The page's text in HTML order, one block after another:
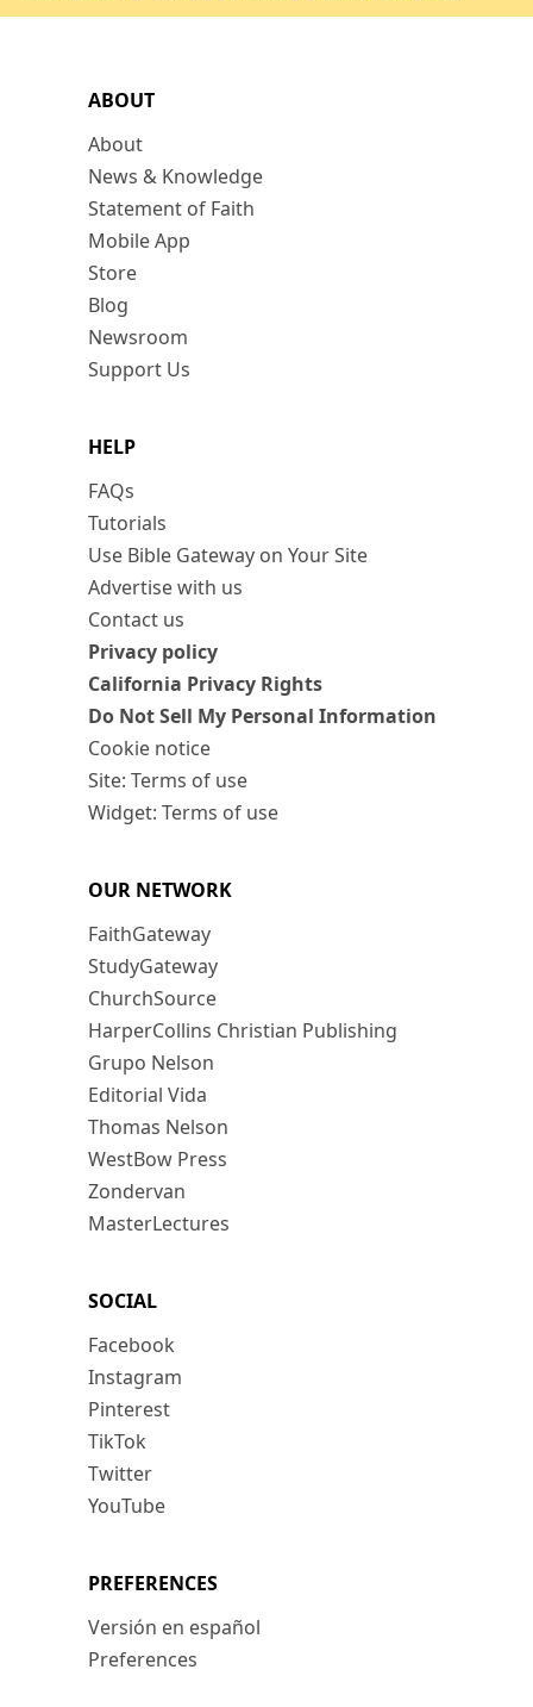
ABOUT
About
News & Knowledge
Statement of Faith
Mobile App
Store
Blog
Newsroom
Support Us
HELP
FAQs
Tutorials
Use Bible Gateway on Your Site
Advertise with us
Contact us
Privacy policy
California Privacy Rights
Do Not Sell My Personal Information
Cookie notice
Site: Terms of use
Widget: Terms of use
OUR NETWORK
FaithGateway
StudyGateway
ChurchSource
HarperCollins Christian Publishing
Grupo Nelson
Editorial Vida
Thomas Nelson
WestBow Press
Zondervan
MasterLectures
SOCIAL
Facebook
Instagram
Pinterest
TikTok
Twitter
YouTube
PREFERENCES
Versión en español
Preferences